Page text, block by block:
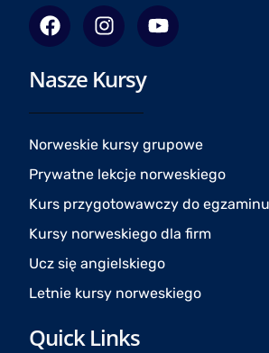
F
a
c
e
o
o
I
n
s
t
g
r
a
m
Y
o
u
e
Nasze Kursy
Norweskie kursy grupowe
Prywatne lekcje norweskiego
Kurs przygotowawczy do
Kursy norweskiego dla firm
Ucz się angielskiego
Letnie kursy norweskiego
Quick Links